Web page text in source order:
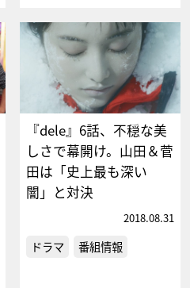
『dele』6話、不穏な美
しさで幕開け。山田＆菅
田は「史上最も深い
闇」と対決
2018.08.31
ドラマ 番組情報